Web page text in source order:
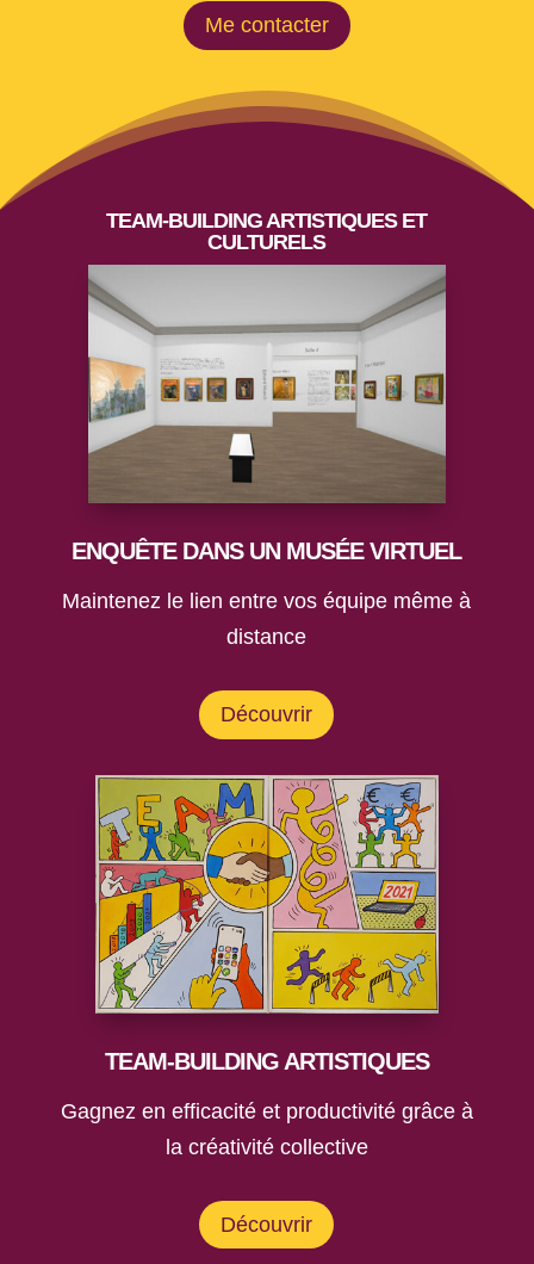
Me contacter
TEAM-BUILDING ARTISTIQUES ET
CULTURELS
ENQUÊTE DANS UN MUSÉE VIRTUEL
Maintenez le lien entre vos équipe même à
distance
Découvrir
TEAM-BUILDING ARTISTIQUES
Gagnez en efficacité et productivité grâce à
la créativité collective
Découvrir